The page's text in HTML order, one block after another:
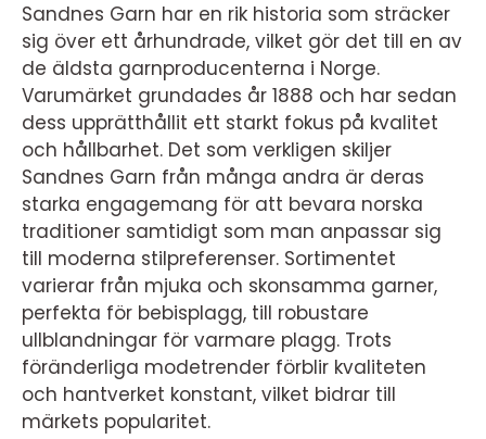
Sandnes Garn har en rik historia som sträcker
sig över ett århundrade, vilket gör det till en av
de äldsta garnproducenterna i Norge.
Varumärket grundades år 1888 och har sedan
dess upprätthållit ett starkt fokus på kvalitet
och hållbarhet. Det som verkligen skiljer
Sandnes Garn från många andra är deras
starka engagemang för att bevara norska
traditioner samtidigt som man anpassar sig
till moderna stilpreferenser. Sortimentet
varierar från mjuka och skonsamma garner,
perfekta för bebisplagg, till robustare
ullblandningar för varmare plagg. Trots
föränderliga modetrender förblir kvaliteten
och hantverket konstant, vilket bidrar till
märkets popularitet.